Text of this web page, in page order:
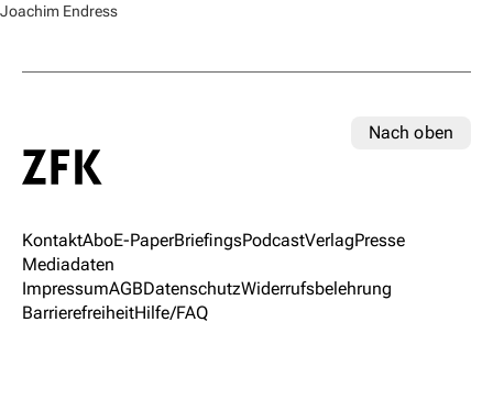
Joachim Endress
Nach oben
KontaktAboE-PaperBriefingsPodcastVerlagPresse
Mediadaten
ImpressumAGBDatenschutzWiderrufsbelehrung
BarrierefreiheitHilfe/FAQ